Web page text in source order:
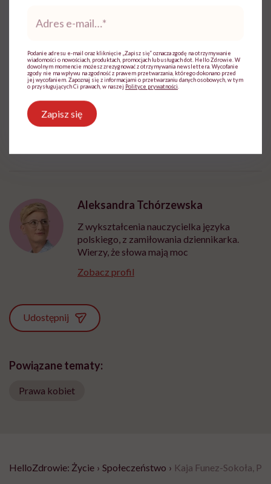
Zmień ustawienia
Źródło: Politico, CNBC
Aleksandra Tchórzewska
Z wykształcenia nauczycielka języka
polskiego, z zamiłowania dziennikarka.
Wierzy, że słowa mają moc
Zobacz profil
Udostępnij
Powiązane tematy:
Prawa kobiet
HelloZdrowie: Życie › Społeczeństwo › Kaja Funez-Sokoła,
*
Podanie adresu e-mail oraz kliknięcie „Zapisz się” oznacza zgodę na otrzymywanie
wiadomości o nowościach, produktach, promocjach lub usługach dot. Hello Zdrowie. W
dowolnym momencie możesz zrezygnować z otrzymywania newslettera. Wycofanie
zgody nie ma wpływu na zgodność z prawem przetwarzania, którego dokonano przed
jej wycofaniem. Zapoznaj się z informacjami o przetwarzaniu danych osobowych, w tym
o przysługujących Ci prawach, w naszej Polityce prywatności
Zapisz się